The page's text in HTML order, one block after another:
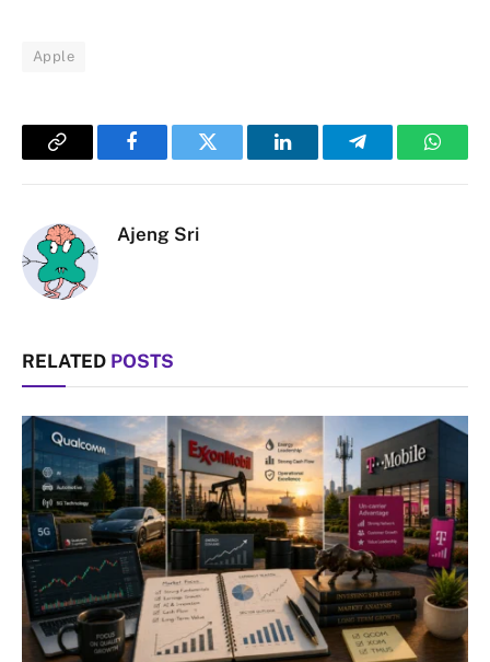
Apple
Copy
FacebookTwitter LinkedInTelegram
Ajeng Sri
RELATED POSTS